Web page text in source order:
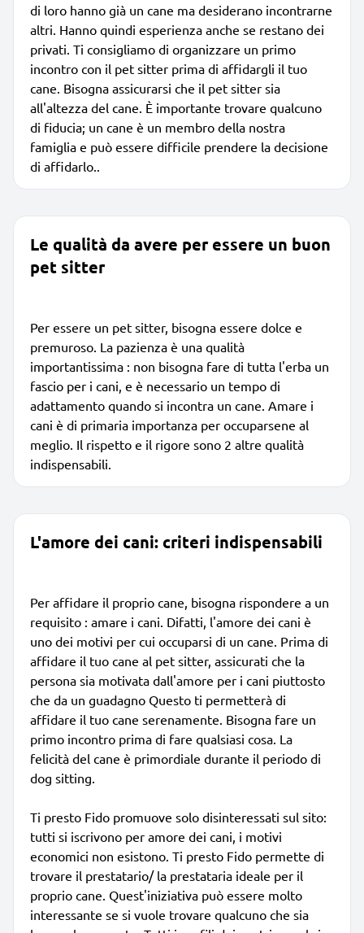
di loro hanno già un cane ma desiderano incontrarne
altri. Hanno quindi esperienza anche se restano dei
privati. Ti consigliamo di organizzare un primo
incontro con il pet sitter prima di affidargli il tuo
cane. Bisogna assicurarsi che il pet sitter sia
all'altezza del cane. È importante trovare qualcuno
di fiducia; un cane è un membro della nostra
famiglia e può essere difficile prendere la decisione
di affidarlo..
Le qualità da avere per essere un buon
pet sitter
Per essere un pet sitter, bisogna essere dolce e
premuroso. La pazienza è una qualità
importantissima : non bisogna fare di tutta l'erba un
fascio per i cani, e è necessario un tempo di
adattamento quando si incontra un cane. Amare i
cani è di primaria importanza per occuparsene al
meglio. Il rispetto e il rigore sono 2 altre qualità
indispensabili.
L'amore dei cani: criteri indispensabili
Per affidare il proprio cane, bisogna rispondere a un
requisito : amare i cani. Difatti, l'amore dei cani è
uno dei motivi per cui occuparsi di un cane. Prima di
affidare il tuo cane al pet sitter, assicurati che la
persona sia motivata dall'amore per i cani piuttosto
che da un guadagno Questo ti permetterà di
affidare il tuo cane serenamente. Bisogna fare un
primo incontro prima di fare qualsiasi cosa. La
felicità del cane è primordiale durante il periodo di
dog sitting.
Ti presto Fido promuove solo disinteressati sul sito:
tutti si iscrivono per amore dei cani, i motivi
economici non esistono. Ti presto Fido permette di
trovare il prestatario/ la prestataria ideale per il
proprio cane. Quest'iniziativa può essere molto
interessante se si vuole trovare qualcuno che sia